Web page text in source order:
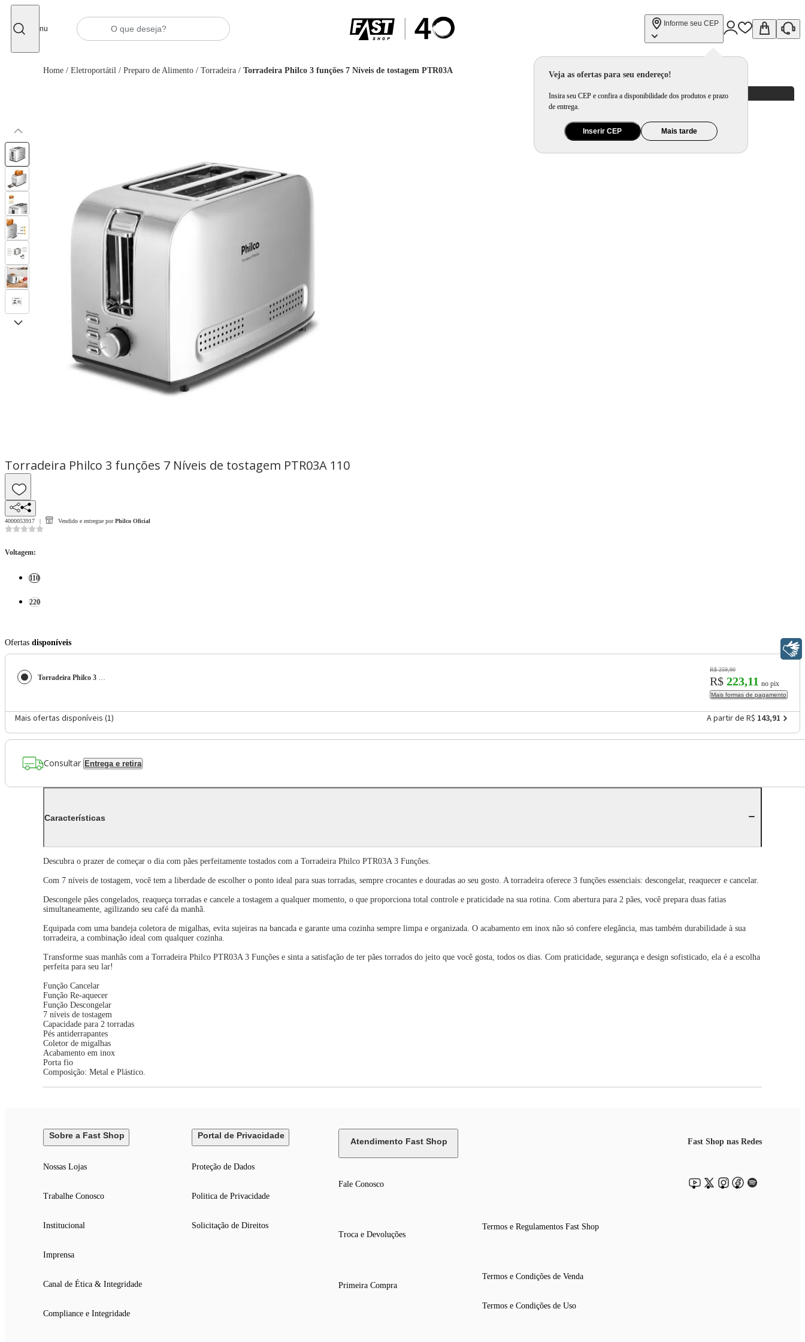
Menu
Informe seu CEP
Veja as ofertas para seu endereço!
Insira seu CEP e confira a disponibilidade dos produtos e prazo
de entrega.
Inserir CEP Mais tarde
Home / Eletroportátil / Preparo de Alimento / Torradeira / Torradeira Philco 3 funções 7 Níveis de tostagem PTR03A
Torradeira Philco 3 funções 7 Níveis de tostagem PTR03A 110
4000053917 Vendido e entregue por Philco Oficial
Voltagem:
110
220
Ofertas disponíveis
Torradeira Philco 3 funções 7 Níveis de tostagem PTR03A
R$ 259,90
R$ 223,11 no pix
Mais formas de pagamento
Mais ofertas disponíveis (1) A partir de R$ 143,91
Consultar Entrega e retira
Características
Descubra o prazer de começar o dia com pães perfeitamente tostados com a Torradeira Philco PTR03A 3 Funções.
Com 7 níveis de tostagem, você tem a liberdade de escolher o ponto ideal para suas torradas, sempre crocantes e douradas ao seu gosto. A torradeira oferece 3 funções essenciais: descongelar, reaquecer e cancelar.
Descongele pães congelados, reaqueça torradas e cancele a tostagem a qualquer momento, o que proporciona total controle e praticidade na sua rotina. Com abertura para 2 pães, você prepara duas fatias
simultaneamente, agilizando seu café da manhã.
Equipada com uma bandeja coletora de migalhas, evita sujeiras na bancada e garante uma cozinha sempre limpa e organizada. O acabamento em inox não só confere elegância, mas também durabilidade à sua
torradeira, a combinação ideal com qualquer cozinha.
Transforme suas manhãs com a Torradeira Philco PTR03A 3 Funções e sinta a satisfação de ter pães torrados do jeito que você gosta, todos os dias. Com praticidade, segurança e design sofisticado, ela é a escolha
perfeita para seu lar!
Função Cancelar
Função Re-aquecer
Função Descongelar
7 níveis de tostagem
Capacidade para 2 torradas
Pés antiderrapantes
Coletor de migalhas
Acabamento em inox
Porta fio
Composição: Metal e Plástico.
Sobre a Fast Shop
Nossas Lojas
Trabalhe Conosco
Institucional
Imprensa
Canal de Ética & Integridade
Compliance e Integridade
Portal de Privacidade
Proteção de Dados
Politica de Privacidade
Solicitação de Direitos
Atendimento Fast Shop
Fale Conosco
Troca e Devoluções
Primeira Compra
Termos e Regulamentos Fast Shop
Termos e Condições de Venda
Termos e Condições de Uso
Fast Shop nas Redes